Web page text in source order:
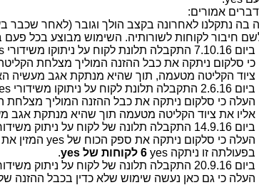
אמורים:
בה נתקלנו לאחרונה בקצב הולך וגובר (לאחר
חיבור לקוחות לשורותיה. השימוש מבוצע בכל
ביום 7.10.16 התקבלה תלונת לקוח על ניתוקו משידורי
כי סלקום ניתקה את כבל ההזנה המוליך מצלחת
ציוד הקליטה מטעמה, תוך שהיא מנתקת אגב מעשיה
ביום 2.6.16 התקבלה תלונת לקוח על ניתוקו משידורי
העלה כי סלקום ניתקה את כבל ההזנה המוליך מצלחת
אליו את ציוד הקליטה מטעמה תוך שהיא מנתקת אגב
ביום 14.9.16 התקבלה תלונה של לקוח על ניתוק משידורי
העלה כי סלקום ניתקה את ספק הכוח שלyes המזין
בפעולתה זו ניתקהyes 6 לקוחות של yes
.
ביום 20.9.16 התקבלה תלונה של לקוח על ניתוק משידורי
העלה כי גם כאן נעשה שימוש שלא כדין בכבל ההזנה